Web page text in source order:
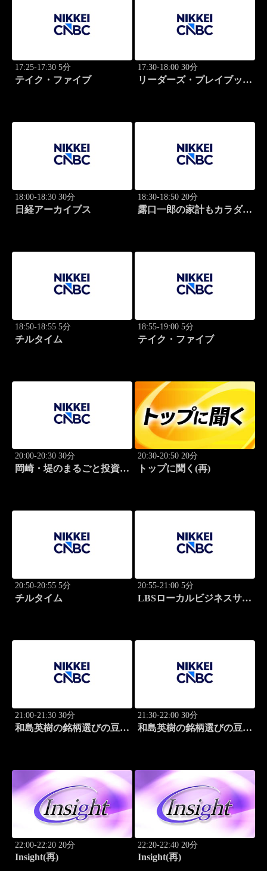
17:25-17:30 5分
テイク・ファイブ
17:30-18:00 30分
リーダーズ・プレイブック
18:00-18:30 30分
日経アーカイブス
18:30-18:50 20分
露口一郎の家計もカラダも
18:50-18:55 5分
チルタイム
18:55-19:00 5分
テイク・ファイブ
20:00-20:30 30分
岡崎・堤のまるごと投資道
20:30-20:50 20分
トップに聞く(再)
20:50-20:55 5分
チルタイム
20:55-21:00 5分
LBSローカルビジネスサテ
21:00-21:30 30分
和島英樹の銘柄選びの豆知
21:30-22:00 30分
和島英樹の銘柄選びの豆知
22:00-22:20 20分
Insight(再)
22:20-22:40 20分
Insight(再)